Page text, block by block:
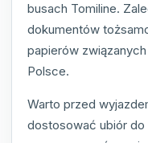
busach Tomiline.
dokumentów
papierów
Polsce.
Warto przed
dostosować ubiór do